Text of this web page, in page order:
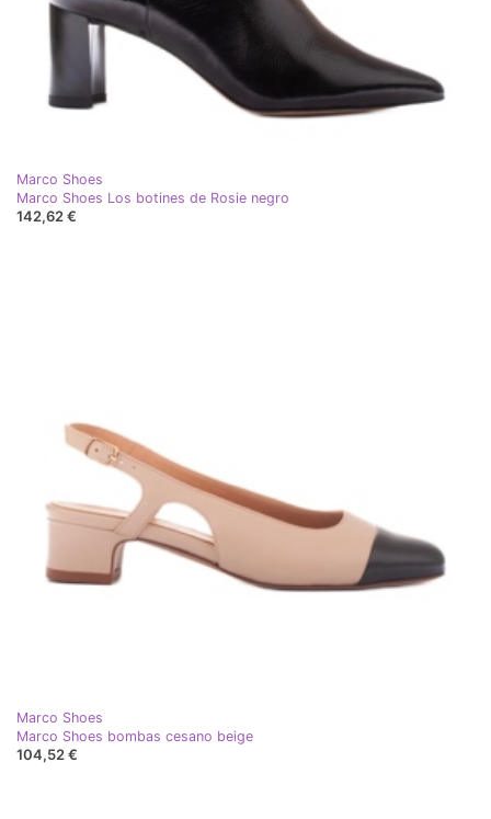
Marco Shoes
Marco Shoes Los botines de Rosie negro
142,62 €
Marco Shoes
Marco Shoes bombas cesano beige
104,52 €